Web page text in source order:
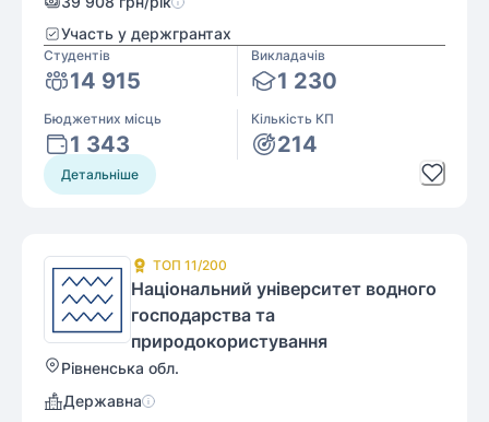
Участь у держгрантах
Студентів
14 915
Викладачів
1 230
Бюджетних місць
1 343
Кількість КП
214
Детальніше
ТОП 11/200
Національний університет водного
господарства та
природокористування
Рівненська обл.
Державна